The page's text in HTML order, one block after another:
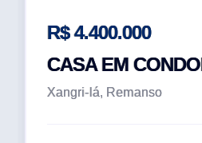
R$ 4.400.000
CASA EM
Xangri-lá, Remanso